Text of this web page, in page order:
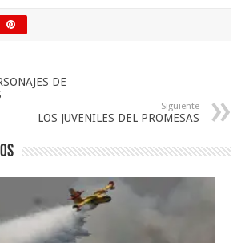
DE
Siguiente
LOS JUVENILES DEL PROMESAS